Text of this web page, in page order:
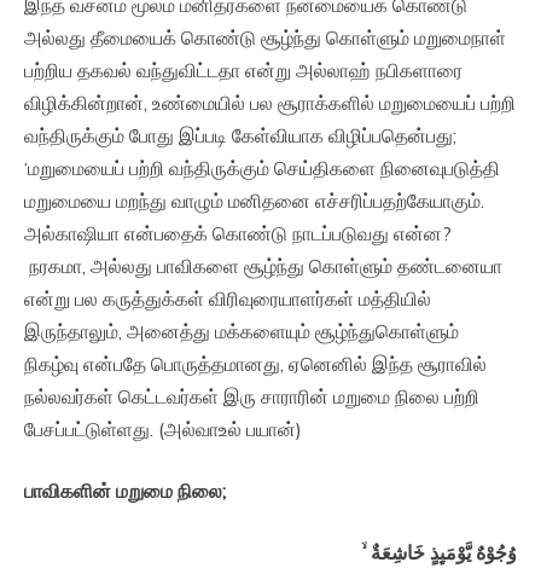
இந்த வசனம் மூலம் மனிதர்களை நன்மையைக் கொண்டு
அல்லது தீமையைக் கொண்டு சூழ்ந்து கொள்ளும் மறுமைநாள்
பற்றிய தகவல் வந்துவிட்டதா என்று அல்லாஹ் நபிகளாரை
விழிக்கின்றான், உண்மையில் பல சூராக்களில் மறுமையைப் பற்றி
வந்திருக்கும் போது இப்படி கேள்வியாக விழிப்பதென்பது;
‘மறுமையைப் பற்றி வந்திருக்கும் செய்திகளை நினைவுபடுத்தி
மறுமையை மறந்து வாழும் மனிதனை எச்சரிப்பதற்கேயாகும்.
அல்காஷியா என்பதைக் கொண்டு நாடப்படுவது என்ன?
நரகமா, அல்லது பாவிகளை சூழ்ந்து கொள்ளும் தண்டனையா
என்று பல கருத்துக்கள் விரிவுரையாளர்கள் மத்தியில்
இருந்தாலும், அனைத்து மக்களையும் சூழ்ந்துகொள்ளும்
நிகழ்வு என்பதே பொருத்தமானது, ஏனெனில் இந்த சூராவில்
நல்லவர்கள் கெட்டவர்கள் இரு சாராரின் மறுமை நிலை பற்றி
பேசப்பட்டுள்ளது. (அல்வாஉல் பயான்)
பாவிகளின் மறுமை நிலை;
وُجُوْهٌ يَّوْمَٮِٕذٍ خَاشِعَةٌ ۙ‏